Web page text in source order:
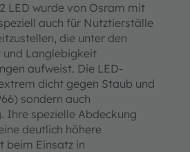
LED wurde von Osram mit
auch für Nutztierställe
die unter den
Langlebigkeit
aufweist. Die LED-
dicht gegen Staub und
sondern auch
spezielle Abdeckung
deutlich höhere
beim Einsatz in